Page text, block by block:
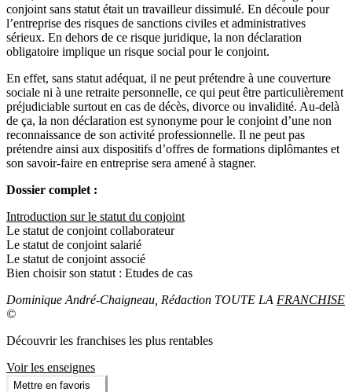
conjoint sans statut était un travailleur dissimulé. En découle pour
l’entreprise des risques de sanctions civiles et administratives
sérieux. En dehors de ce risque juridique, la non déclaration
obligatoire implique un risque social pour le conjoint.
En effet, sans statut adéquat, il ne peut prétendre à une couverture
sociale ni à une retraite personnelle, ce qui peut être particulièrement
préjudiciable surtout en cas de décès, divorce ou invalidité. Au-delà
de ça, la non déclaration est synonyme pour le conjoint d’une non
reconnaissance de son activité professionnelle. Il ne peut pas
prétendre ainsi aux dispositifs d’offres de formations diplômantes et
son savoir-faire en entreprise sera amené à stagner.
Dossier complet :
Introduction sur le statut du conjoint
Le statut de conjoint collaborateur
Le statut de conjoint salarié
Le statut de conjoint associé
Bien choisir son statut : Etudes de cas
Dominique André-Chaigneau, Rédaction TOUTE LA FRANCHISE
©
Découvrir les franchises les plus rentables
Voir les enseignes
Mettre en favoris